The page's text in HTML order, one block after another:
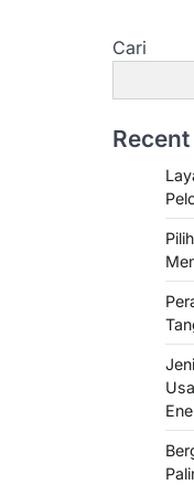
Cari